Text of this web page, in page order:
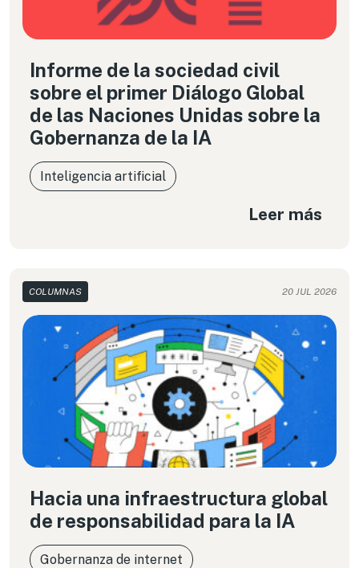
Informe de la sociedad civil
sobre el primer Diálogo Global
de las Naciones Unidas sobre la
Gobernanza de la IA
Inteligencia artificial
Leer más
COLUMNAS 20 JUL 2026
Hacia una infraestructura global
de responsabilidad para la IA
Gobernanza de internet